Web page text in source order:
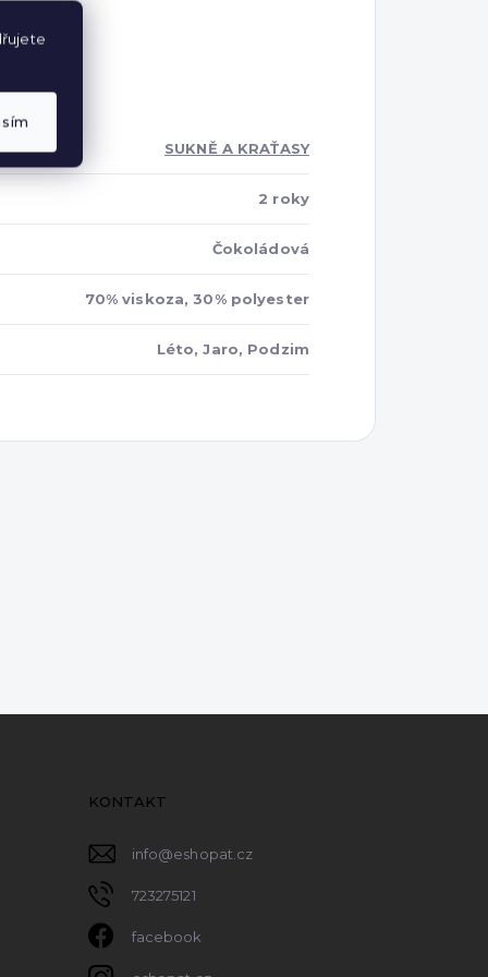
SUKNĚ A KRAŤASY
2 roky
Čokoládová
70% viskoza, 30% polyester
Léto, Jaro, Podzim
KONTAKT
info@eshopat.cz
723275121
facebook